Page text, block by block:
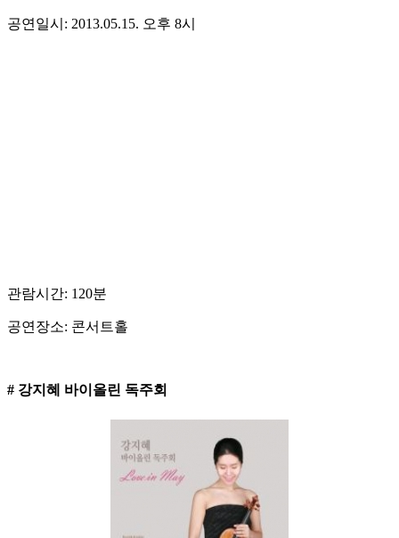
공연일시: 2013.05.15. 오후 8시
관람시간: 120분
공연장소: 콘서트홀
# 강지혜 바이올린 독주회